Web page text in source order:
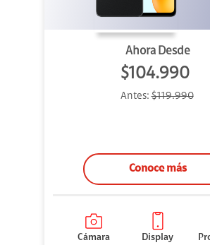
Ahora Desde
$104.990
Antes:$119.990
Conoce más
Cámara
Display